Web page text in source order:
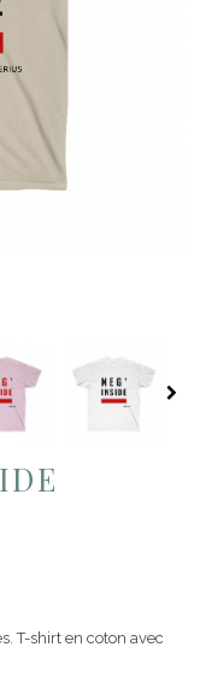
T-shirt en coton avec